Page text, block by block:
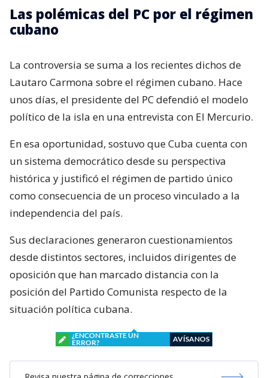
Las polémicas del PC por el régimen
cubano
La controversia se suma a los recientes dichos de
Lautaro Carmona sobre el régimen cubano. Hace
unos días, el presidente del PC defendió el modelo
político de la isla en una entrevista con El Mercurio.
En esa oportunidad, sostuvo que Cuba cuenta con
un sistema democrático desde su perspectiva
histórica y justificó el régimen de partido único
como consecuencia de un proceso vinculado a la
independencia del país.
Sus declaraciones generaron cuestionamientos
desde distintos sectores, incluidos dirigentes de
oposición que han marcado distancia con la
posición del Partido Comunista respecto de la
situación política cubana.
¿ENCONTRASTE UN
ERROR?
AVÍSANOS